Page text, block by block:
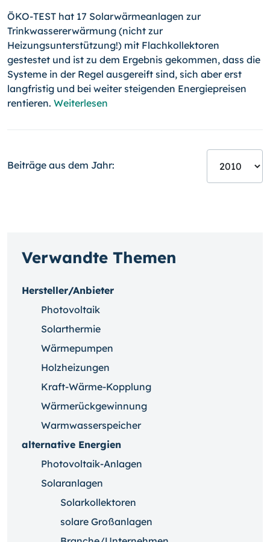
ÖKO-TEST hat 17 Solarwärmeanlagen zur
Trinkwassererwärmung (nicht zur
Heizungsunterstützung!) mit Flachkollektoren
gestestet und ist zu dem Ergebnis gekommen, dass die
Systeme in der Regel ausgereift sind, sich aber erst
langfristig und bei weiter steigenden Energiepreisen
rentieren. Weiterlesen
Beiträge aus dem Jahr:
Verwandte Themen
Hersteller/Anbieter
Photovoltaik
Solarthermie
Wärmepumpen
Holzheizungen
Kraft-Wärme-Kopplung
Wärmerückgewinnung
Warmwasserspeicher
alternative Energien
Photovoltaik-Anlagen
Solaranlagen
Solarkollektoren
solare Großanlagen